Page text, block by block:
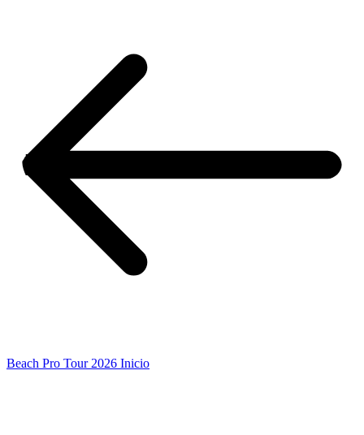
Beach Pro Tour 2026 Inicio